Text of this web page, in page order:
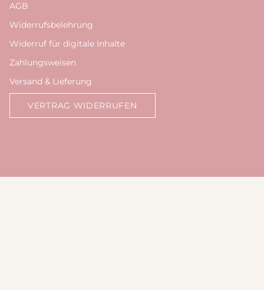
AGB
Widerrufsbelehrung
Widerruf für digitale Inhalte
Zahlungsweisen
Versand & Lieferung
VERTRAG WIDERRUFEN